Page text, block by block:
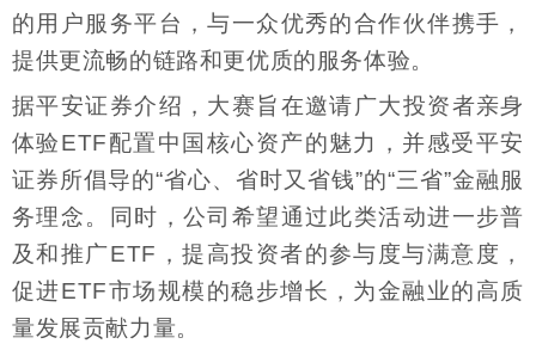
的用户服务平台，与一众优秀的合作伙伴携手，
提供更流畅的链路和更优质的服务体验。
据平安证券介绍，大赛旨在邀请广大投资者亲身
体验ETF配置中国核心资产的魅力，并感受平安
证券所倡导的“省心、省时又省钱”的“三省”金融服
务理念。同时，公司希望通过此类活动进一步普
及和推广ETF，提高投资者的参与度与满意度，
促进ETF市场规模的稳步增长，为金融业的高质
量发展贡献力量。